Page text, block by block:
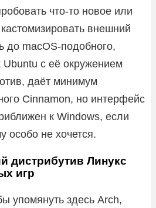
что-то новое или
внешний
до macOS-подобного,
с её окружением
даёт минимум
Cinnamon, но интерфейс
к Windows, если
особо не хочется.
дистрибутив Линукс
игр
упомянуть здесь Arch,